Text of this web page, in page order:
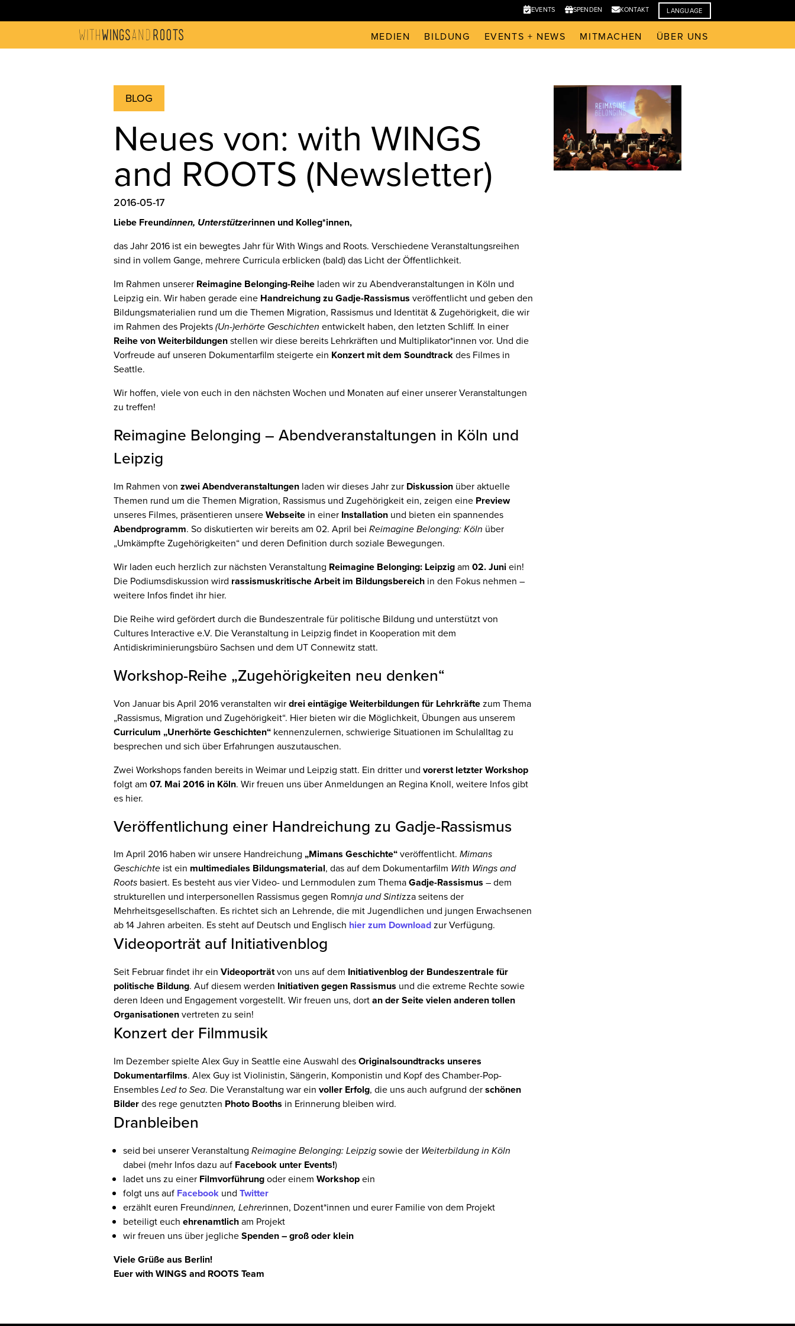
EVENTS SPENDEN KONTAKT LANGUAGE
MEDIEN BILDUNG EVENTS + NEWS MITMACHEN ÜBER UNS
BLOG
Neues von: with WINGS
and ROOTS (Newsletter)
2016-05-17
Liebe Freundinnen, Unterstützerinnen und Kolleg*innen,
das Jahr 2016 ist ein bewegtes Jahr für With Wings and Roots. Verschiedene Veranstaltungsreihen
sind in vollem Gange, mehrere Curricula erblicken (bald) das Licht der Öffentlichkeit.
Im Rahmen unserer Reimagine Belonging-Reihe laden wir zu Abendveranstaltungen in Köln und
Leipzig ein. Wir haben gerade eine Handreichung zu Gadje-Rassismus veröffentlicht und geben den
Bildungsmaterialien rund um die Themen Migration, Rassismus und Identität & Zugehörigkeit, die wir
im Rahmen des Projekts(Un-)erhörte Geschichten entwickelt haben, den letzten Schliff. In einer
Reihe von Weiterbildungenstellen wir diese bereits Lehrkräften und Multiplikator*innen vor. Und die
Vorfreude auf unseren Dokumentarfilm steigerte ein Konzert mit dem Soundtrackdes Filmes in
Seattle.
Wir hoffen, viele von euch in den nächsten Wochen und Monaten auf einer unserer Veranstaltungen
zu treffen!
Reimagine Belonging – Abendveranstaltungen in Köln und
Leipzig
Im Rahmen von zwei Abendveranstaltungen laden wir dieses Jahr zur Diskussion über aktuelle
Themen rund um die Themen Migration, Rassismus und Zugehörigkeit ein, zeigen eine Preview
unseres Filmes, präsentieren unsereWebseite in einer Installation und bieten ein spannendes
Abendprogramm. So diskutierten wir bereits am 02. April bei Reimagine Belonging: Köln über
„Umkämpfte Zugehörigkeiten“ und deren Definition durch soziale Bewegungen.
Wir laden euch herzlich zur nächsten Veranstaltung Reimagine Belonging: Leipzigam 02. Juniein!
Die Podiumsdiskussion wird rassismuskritische Arbeit im Bildungsbereich in den Fokus nehmen –
weitere Infos findet ihr hier.
Die Reihe wird gefördert durch die Bundeszentrale für politische Bildung und unterstützt von
Cultures Interactive e.V. Die Veranstaltung in Leipzig findet in Kooperation mit dem
Antidiskriminierungsbüro Sachsen und dem UT Connewitz statt.
Workshop-Reihe „Zugehörigkeiten neu denken“
Von Januar bis April 2016 veranstalten wirdrei eintägige Weiterbildungen für Lehrkräftezum Thema
„Rassismus, Migration und Zugehörigkeit“. Hier bieten wir die Möglichkeit, Übungen aus unserem
Curriculum „Unerhörte Geschichten“ kennenzulernen, schwierige Situationen im Schulalltag zu
besprechen und sich über Erfahrungen auszutauschen.
Zwei Workshops fanden bereits in Weimar und Leipzig statt. Ein dritter und vorerst letzter Workshop
folgt am 07. Mai 2016 in Köln. Wir freuen uns über Anmeldungen an Regina Knoll, weitere Infos gibt
es hier.
Veröffentlichung einer Handreichung zu Gadje-Rassismus
Im April 2016 haben wir unsere Handreichung „Mimans Geschichte“veröffentlicht. Mimans
Geschichte ist ein multimediales Bildungsmaterial, das auf dem Dokumentarfilm With Wings and
Roots basiert. Es besteht aus vier Video- und Lernmodulen zum ThemaGadje-Rassismus – dem
strukturellen und interpersonellen Rassismus gegen Romnja und Sintizza seitens der
Mehrheitsgesellschaften. Es richtet sich an Lehrende, die mit Jugendlichen und jungen Erwachsenen
ab 14 Jahren arbeiten. Es steht auf Deutsch und Englisch hier zum Downloadzur Verfügung.
Videoporträt auf Initiativenblog
Seit Februar findet ihr ein Videoporträtvon uns auf dem Initiativenblog der Bundeszentrale für
politische Bildung. Auf diesem werden Initiativen gegen Rassismus und die extreme Rechte sowie
deren Ideen und Engagement vorgestellt. Wir freuen uns, dortan der Seite vielen anderen tollen
Organisationenvertreten zu sein!
Konzert der Filmmusik
Im Dezember spielte Alex Guy in Seattle eine Auswahl desOriginalsoundtracks unseres
Dokumentarfilms. Alex Guy ist Violinistin, Sängerin, Komponistin und Kopf des Chamber-Pop-
EnsemblesLed to Sea. Die Veranstaltung war ein voller Erfolg, die uns auch aufgrund derschönen
Bilderdes rege genutzten Photo Booths in Erinnerung bleiben wird.
Dranbleiben
seid bei unserer Veranstaltung Reimagine Belonging: Leipzigsowie der Weiterbildung in Köln
dabei (mehr Infos dazu auf Facebook unter Events!)
ladet uns zu einer Filmvorführungoder einem Workshopein
folgt uns auf Facebook und Twitter
erzählt euren Freundinnen, Lehrerinnen, Dozent*innen und eurer Familie von dem Projekt
beteiligt euch ehrenamtlicham Projekt
wir freuen uns über jeglicheSpenden – groß oder klein
Viele Grüße aus Berlin!
Euer with WINGS and ROOTS Team